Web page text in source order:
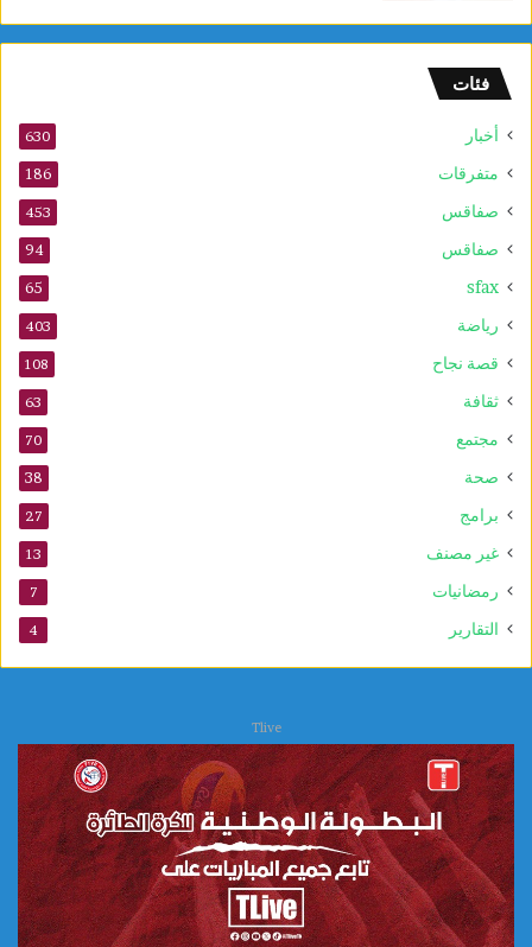
و
فئات
أخبار 630
متفرقات 186
صفاقس 453
صفاقس 94
sfax
65
رياضة 403
قصة نجاح 108
ثقافة 63
مجتمع 70
صحة 38
برامج 27
غير مصنف 13
رمضانيات 7
التقارير 4
Tlive